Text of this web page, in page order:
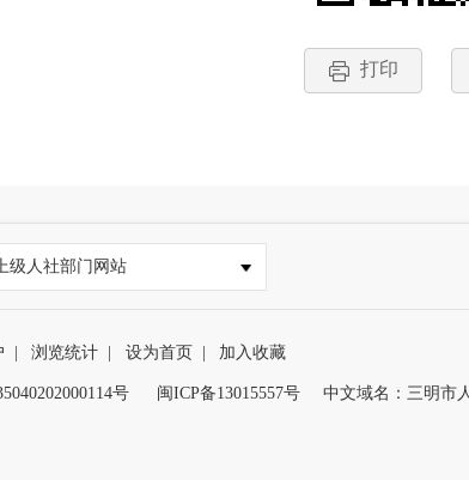
打印
上级人社部门网站
浏览统计 设为首页 加入收藏
号 闽ICP备13015557号 中文域名：三明市